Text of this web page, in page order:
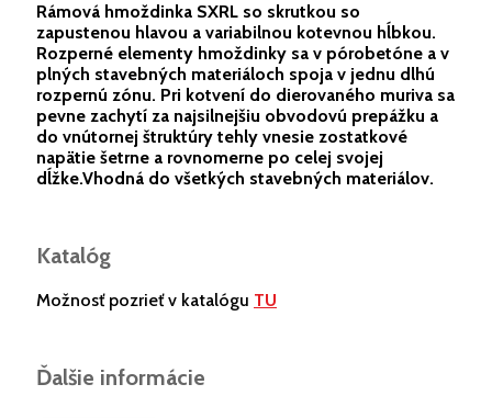
Rámová hmoždinka SXRL so skrutkou so
zapustenou hlavou a variabilnou kotevnou hĺbkou.
Rozperné elementy hmoždinky sa v pórobetóne a v
plných stavebných materiáloch spoja v jednu dlhú
rozpernú zónu. Pri kotvení do dierovaného muriva sa
pevne zachytí za najsilnejšiu obvodovú prepážku a
do vnútornej štruktúry tehly vnesie zostatkové
napätie šetrne a rovnomerne po celej svojej
dĺžke.Vhodná do všetkých stavebných materiálov.
Katalóg
Možnosť pozrieť v katalógu TU
Ďalšie informácie